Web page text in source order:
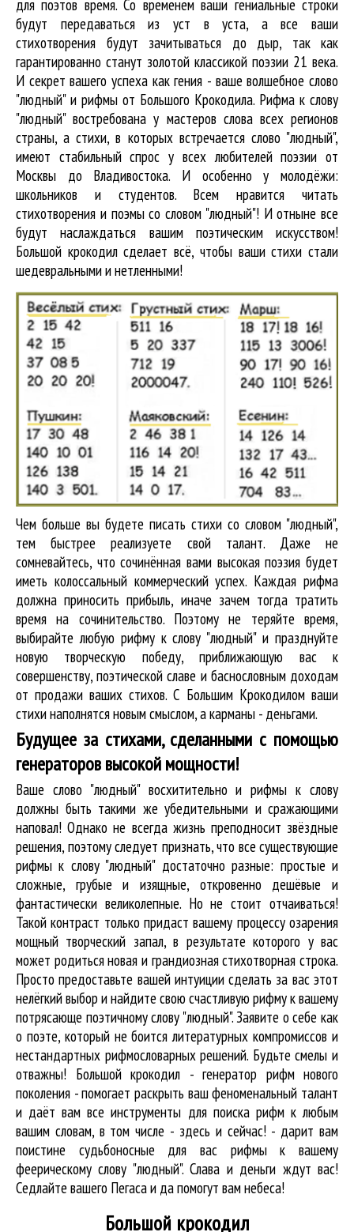
для поэтов время. Со временем ваши гениальные строки
будут передаваться из уст в уста, а все ваши
стихотворения будут зачитываться до дыр, так как
гарантированно станут золотой классикой поэзии 21 века.
И секрет вашего успеха как гения - ваше волшебное слово
"людный" и рифмы от Большого Крокодила. Рифма к слову
"людный" востребована у мастеров слова всех регионов
страны, а стихи, в которых встречается слово "людный",
имеют стабильный спрос у всех любителей поэзии от
Москвы до Владивостока. И особенно у молодёжи:
школьников и студентов. Всем нравится читать
стихотворения и поэмы со словом "людный"! И отныне все
будут наслаждаться вашим поэтическим искусством!
Большой крокодил cделает всё, чтобы ваши стихи стали
шедевральными и нетленными!
Чем больше вы будете писать стихи со словом "людный",
тем быстрее реализуете свой талант. Даже не
сомневайтесь, что сочинённая вами высокая поэзия будет
иметь колоссальный коммерческий успех. Каждая рифма
должна приносить прибыль, иначе зачем тогда тратить
время на сочинительство. Поэтому не теряйте время,
выбирайте любую рифму к слову "людный" и празднуйте
новую творческую победу, приближающую вас к
совершенству, поэтической славе и баснословным доходам
от продажи ваших стихов. С Большим Крокодилом ваши
стихи наполнятся новым смыслом, а карманы - деньгами.
Будущее за стихами, сделанными с помощью
генераторов высокой мощности!
Ваше слово "людный" восхитительно и рифмы к слову
должны быть такими же убедительными и сражающими
наповал! Однако не всегда жизнь преподносит звёздные
решения, поэтому следует признать, что все существующие
рифмы к слову "людный" достаточно разные: простые и
сложные, грубые и изящные, откровенно дешёвые и
фантастически великолепные. Но не стоит отчаиваться!
Такой контраст только придаст вашему процессу озарения
мощный творческий запал, в результате которого у вас
может родиться новая и грандиозная стихотворная строка.
Просто предоставьте вашей интуиции сделать за вас этот
нелёгкий выбор и найдите свою счастливую рифму к вашему
потрясающе поэтичному слову "людный". Заявите о себе как
о поэте, который не боится литературных компромиссов и
нестандартных рифмословарных решений. Будьте смелы и
отважны! Большой крокодил - генератор рифм нового
поколения - помогает раскрыть ваш феноменальный талант
и даёт вам все инструменты для поиска рифмк любым
вашим словам, в том числе - здесь и сейчас! - дарит вам
поистине судьбоносные для вас рифмы к вашему
феерическому слову "людный". Слава и деньги ждут вас!
Седлайте вашего Пегаса и да помогут вам небеса!
Большой крокодил